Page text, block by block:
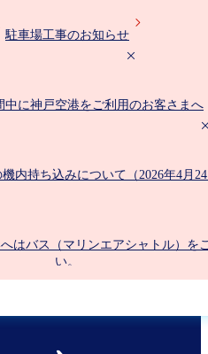
駐車場工事のお知らせ
中に神戸空港をご利用のお客さまへ
内持ち込みについて（2026年4月
はバス（マリンエアシャトル）を
い。